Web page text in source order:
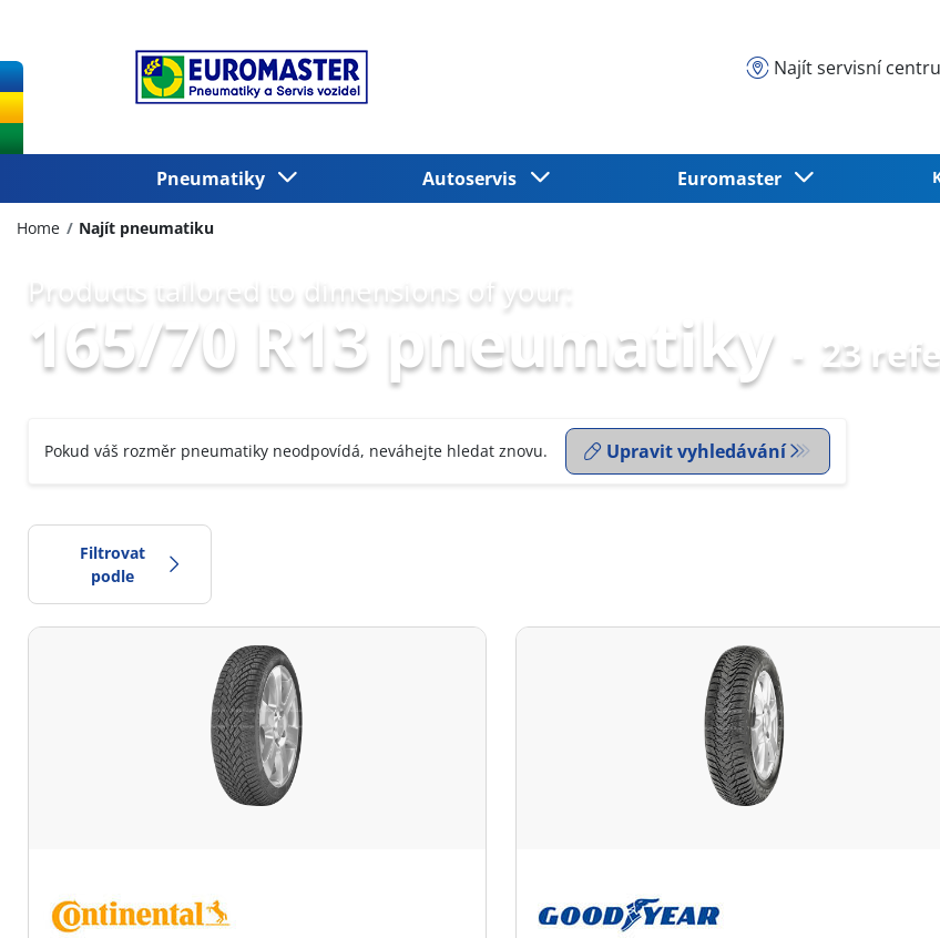
Najít servisní
Pneumatiky Autoservis Euromaster
Home Najít pneumatiku
Products tailored to dimensions of your:
165/70 R13 pneumatiky - 23
Pokud váš rozměr pneumatiky neodpovídá, neváhejte hledat znovu. Upravit vyhledávání
Filtrovat
podle
2
Všechny typy (23)
Celoroční (4)